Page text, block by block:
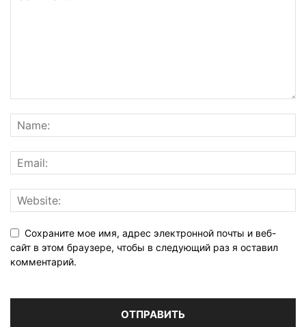
Сохраните мое имя, адрес электронной почты и веб-
сайт в этом браузере, чтобы в следующий раз я оставил
комментарий.